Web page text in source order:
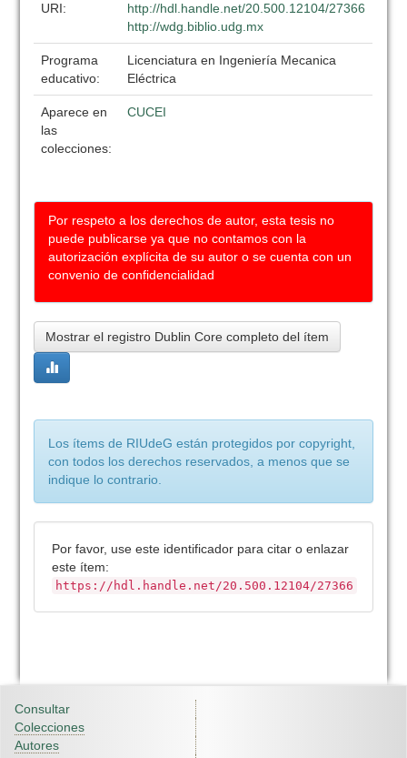
URI:
http://hdl.handle.net/20.500.12104/27366
http://wdg.biblio.udg.mx
Programa
educativo:
Licenciatura en Ingeniería Mecanica
Eléctrica
Aparece en
las
colecciones:
CUCEI
Por respeto a los derechos de autor, esta tesis no
puede publicarse ya que no contamos con la
autorización explícita de su autor o se cuenta con un
convenio de confidencialidad
Mostrar el registro Dublin Core completo del ítem
Los ítems de RIUdeG están protegidos por copyright,
con todos los derechos reservados, a menos que se
indique lo contrario.
Por favor, use este identificador para citar o enlazar
este ítem:
https://hdl.handle.net/20.500.12104/27366
Consultar
Colecciones
Autores